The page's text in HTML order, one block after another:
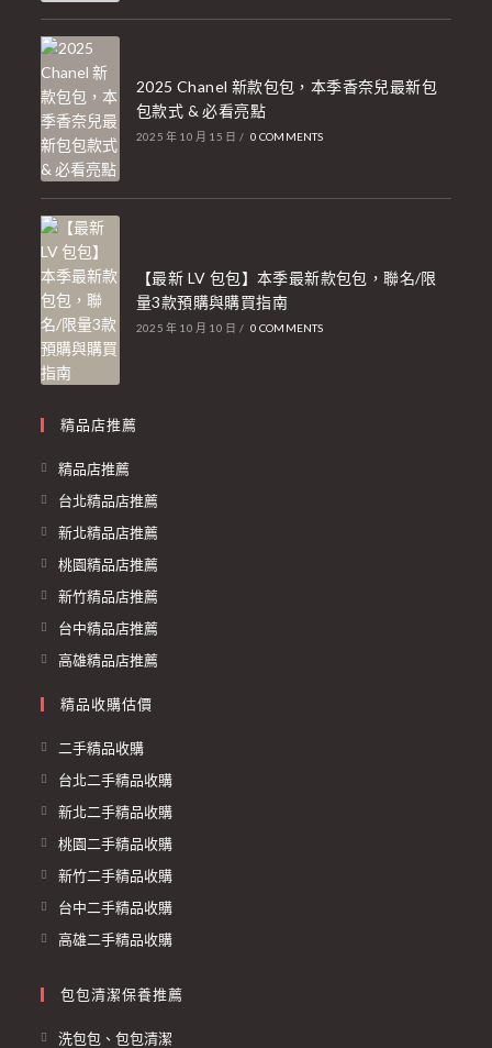
2025 Chanel 新款包包，本季香奈兒最新包
包款式 & 必看亮點
2025 年 10 月 15 日 / 0 COMMENTS
【最新 LV 包包】本季最新款包包，聯名/限
量3款預購與購買指南
2025 年 10 月 10 日 / 0 COMMENTS
精品店推薦
精品店推薦
台北精品店推薦
新北精品店推薦
桃園精品店推薦
新竹精品店推薦
台中精品店推薦
高雄精品店推薦
精品收購估價
二手精品收購
台北二手精品收購
新北二手精品收購
桃園二手精品收購
新竹二手精品收購
台中二手精品收購
高雄二手精品收購
包包清潔保養推薦
洗包包、包包清潔